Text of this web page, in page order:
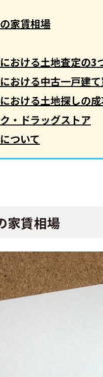
家賃相場
おける土地査定の3
おける中古一戸建
おける土地探しの
・ドラッグストア
ついて
家賃相場